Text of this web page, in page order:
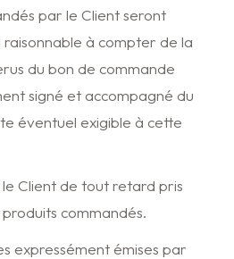
par le Client seront
raisonnable à compter de la
du bon de commande
signé et accompagné du
éventuel exigible à cette
Client de tout retard pris
commandés.
expressément émises par